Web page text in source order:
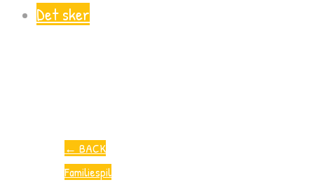
Det sker
← BACK
Familiespil